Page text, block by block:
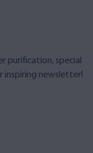
special
inspiring newsletter!